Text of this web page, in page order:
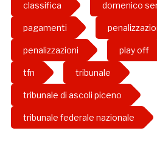
classifica domenico
pagamenti
penalizzazioni play off
tfn tribunale
tribunale di ascoli piceno
tribunale federale nazionale